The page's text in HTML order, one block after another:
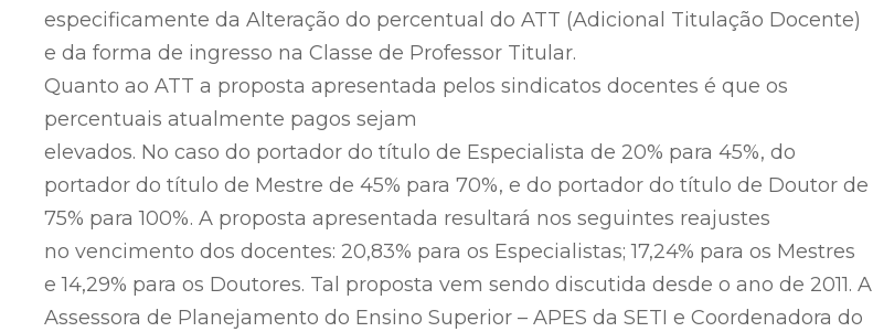
especificamente da Alteração do percentual do ATT (Adicional Titulação Docente)
e da forma de ingresso na Classe de Professor Titular.
Quanto ao ATT a proposta apresentada pelos sindicatos docentes é que os
percentuais atualmente pagos sejam
elevados. No caso do portador do título de Especialista de 20% para 45%, do
portador do título de Mestre de 45% para 70%, e do portador do título de Doutor de
75% para 100%. A proposta apresentada resultará nos seguintes reajustes
no vencimento dos docentes: 20,83% para os Especialistas; 17,24% para os Mestres
e 14,29% para os Doutores. Tal proposta vem sendo discutida desde o ano de 2011. A
Assessora de Planejamento do Ensino Superior – APES da SETI e Coordenadora do